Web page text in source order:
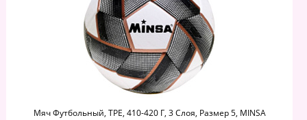
Мяч Футбольный, TPE, 410-420 Г, 3 Слоя, Размер 5, MINSA